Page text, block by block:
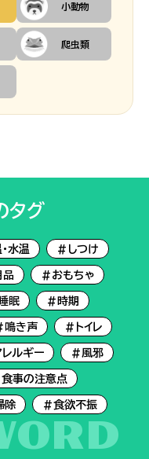
小動物
爬虫類
タグ
水温 #しつけ
品 #おもちゃ
眠 #時期
鳴き声 #トイレ
ルギー #風邪
事の注意点
除 #食欲不振